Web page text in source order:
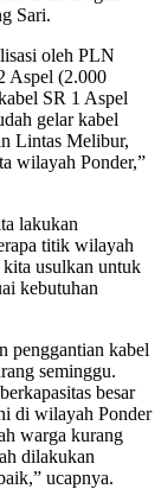
Sari.
oleh PLN
Aspel (2.000
SR 1 Aspel
gelar kabel
Lintas Melibur,
wilayah Ponder,”
lakukan
titik wilayah
kita usulkan untuk
kebutuhan
penggantian kabel
seminggu.
besar
di wilayah Ponder
warga kurang
dilakukan
ucapnya.